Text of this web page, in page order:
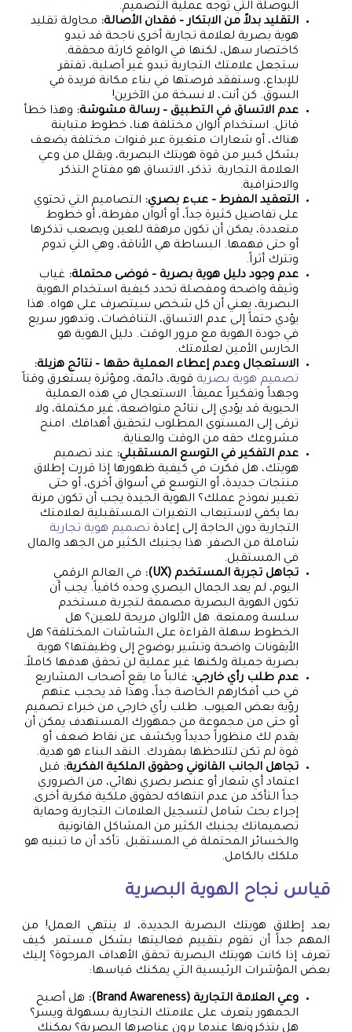
البوصلة التي توجه عملية التصميم.
التقليد بدلاً من الابتكار – فقدان الأصالة: محاولة تقليد
هوية بصرية لعلامة تجارية أخرى ناجحة قد تبدو
كاختصار سهل، لكنها في الواقع كارثة محققة.
ستجعل علامتك التجارية تبدو غير أصلية، تفتقر
للإبداع، وستفقد فرصتها في بناء مكانة فريدة في
السوق. كن أنت، لا نسخة من الآخرين!
عدم الاتساق في التطبيق – رسالة مشوشة: وهذا خطأ
قاتل. استخدام ألوان مختلفة هنا، خطوط متباينة
هناك، أو شعارات متغيرة عبر قنوات مختلفة يضعف
بشكل كبير من قوة هويتك البصرية، ويقلل من وعي
العلامة التجارية. تذكر، الاتساق هو مفتاح التذكر
والاحترافية.
التعقيد المفرط – عبء بصري: التصاميم التي تحتوي
على تفاصيل كثيرة جداً، أو ألوان مفرطة، أو خطوط
متعددة، يمكن أن تكون مرهقة للعين ويصعب تذكرها
أو حتى فهمها. البساطة هي الأناقة، وهي التي تدوم
وتترك أثراً.
عدم وجود دليل هوية بصرية – فوضى محتملة: غياب
وثيقة واضحة ومفصلة تحدد كيفية استخدام الهوية
البصرية، يعني أن كل شخص سيتصرف على هواه. هذا
يؤدي حتماً إلى عدم الاتساق، التناقضات، وتدهور سريع
في جودة الهوية مع مرور الوقت. دليل الهوية هو
الحارس الأمين لعلامتك.
الاستعجال وعدم إعطاء العملية حقها – نتائج هزيلة:
تصميم هوية بصرية قوية، دائمة، ومؤثرة يستغرق وقتاً
وجهداً وتفكيراً عميقاً. الاستعجال في هذه العملية
الحيوية قد يؤدي إلى نتائج متواضعة، غير مكتملة، ولا
ترقى إلى المستوى المطلوب لتحقيق أهدافك. امنح
مشروعك حقه من الوقت والعناية.
عدم التفكير في التوسع المستقبلي: عند تصميم
هويتك، هل فكرت في كيفية ظهورها إذا قررت إطلاق
منتجات جديدة، أو التوسع في أسواق أخرى، أو حتى
تغيير نموذج عملك؟ الهوية الجيدة يجب أن تكون مرنة
بما يكفي لاستيعاب التغيرات المستقبلية لعلامتك
التجارية دون الحاجة إلى إعادة تصميم هوية تجارية
شاملة من الصفر. هذا يجنبك الكثير من الجهد والمال
في المستقبل.
تجاهل تجربة المستخدم (UX):
في العالم الرقمي
اليوم، لم يعد الجمال البصري وحده كافياً. يجب أن
تكون الهوية البصرية مصممة لتجربة مستخدم
سلسة وممتعة. هل الألوان مريحة للعين؟ هل
الخطوط سهلة القراءة على الشاشات المختلفة؟ هل
الأيقونات واضحة وتشير بوضوح إلى وظيفتها؟ هوية
بصرية جميلة ولكنها غير عملية لن تحقق هدفها كاملاً.
عدم طلب رأي خارجي: غالباً ما يقع أصحاب المشاريع
في حب أفكارهم الخاصة جداً، وهذا قد يحجب عنهم
رؤية بعض العيوب. طلب رأي خارجي من خبراء تصميم
أو حتى من مجموعة من جمهورك المستهدف يمكن أن
يقدم لك منظوراً جديداً ويكشف عن نقاط ضعف أو
قوة لم تكن لتلاحظها بمفردك. النقد البناء هو هدية.
تجاهل الجانب القانوني وحقوق الملكية الفكرية: قبل
اعتماد أي شعار أو عنصر بصري نهائي، من الضروري
جداً التأكد من عدم انتهاكه لحقوق ملكية فكرية أخرى.
إجراء بحث شامل لتسجيل العلامات التجارية وحماية
تصميماتك يجنبك الكثير من المشاكل القانونية
والخسائر المحتملة في المستقبل. تأكد أن ما تبنيه هو
ملكك بالكامل.
قياس نجاح الهوية البصرية
بعد إطلاق هويتك البصرية الجديدة، لا ينتهي العمل! من
المهم جداً أن تقوم بتقييم فعاليتها بشكل مستمر. كيف
تعرف إذا كانت هويتك البصرية تحقق الأهداف المرجوة؟ إليك
بعض المؤشرات الرئيسية التي يمكنك قياسها:
وعي العلامة التجارية (Brand Awareness):
هل أصبح
الجمهور يتعرف على علامتك التجارية بسهولة ويسر؟
هل يتذكرونها عندما يرون عناصرها البصرية؟ يمكنك